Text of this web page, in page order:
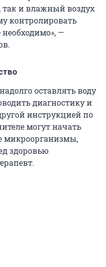
так и влажный воздух
контролировать
—
оставлять воду
диагностику и
инструкцией по
могут начать
микроорганизмы,
здоровью